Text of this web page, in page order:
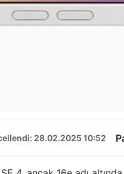
28.02.2025 10:52